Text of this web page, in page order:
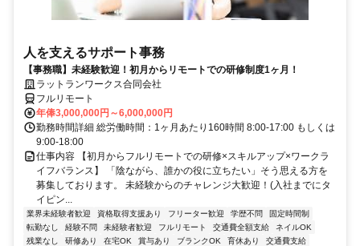
人を支えるサポート事務
【事務職】未経験歓迎！初月からリモートでの研修制度1ヶ月！
ラットランワークス合同会社
フルリモート
年俸3,000,000円～6,000,000円
勤務時間詳細 総労働時間：1ヶ月あたり160時間 8:00-17:00 もしくは
9:00-18:00
仕事内容 【初月からフルリモートでの研修×スキルアップ×ワークラ
イフバランス】 「陰ながら、誰かの役に立ちたい」そう思える方を
募集しております。 未経験からのチャレンジ大歓迎！(入社までにタ
イピン...
業界未経験者歓迎 資格取得支援あり フリーター歓迎 学歴不問
固定時間制
転勤なし
経験不問 未経験者歓迎 フルリモート 交通費全額支給
ネイルOK
残業なし
研修あり 在宅OK 賞与あり ブランクOK 育休あり
交通費支給